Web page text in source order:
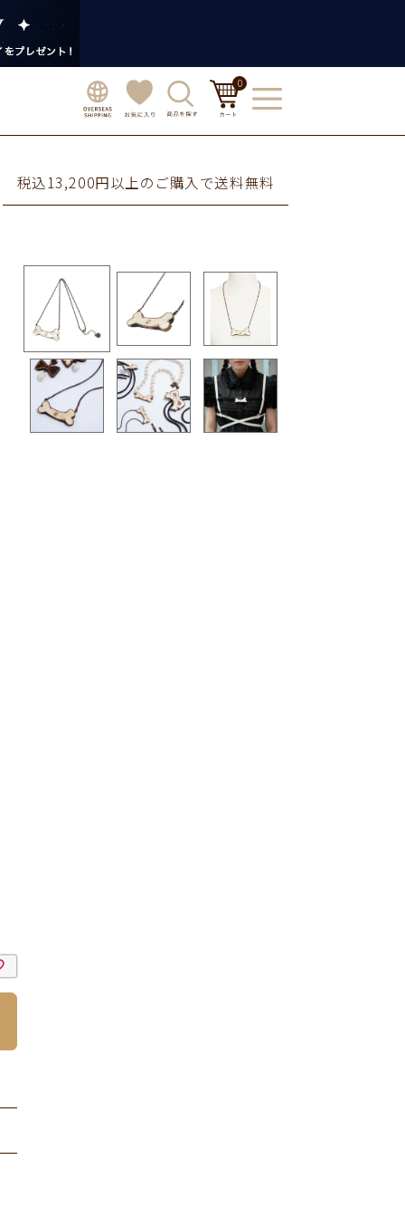
0
税込13,200円以上のご購入で送料無料